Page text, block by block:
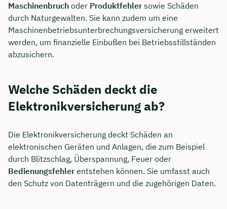
Maschinenbruch oder Produktfehler sowie Schäden
durch Naturgewalten. Sie kann zudem um eine
Maschinenbetriebsunterbrechungsversicherung erweitert
werden, um finanzielle Einbußen bei Betriebsstillständen
abzusichern.
Welche Schäden deckt die
Elektronikversicherung ab?
Die Elektronikversicherung deckt Schäden an
elektronischen Geräten und Anlagen, die zum Beispiel
durch Blitzschlag, Überspannung, Feuer oder
Bedienungsfehler entstehen können. Sie umfasst auch
den Schutz von Datenträgern und die zugehörigen Daten.